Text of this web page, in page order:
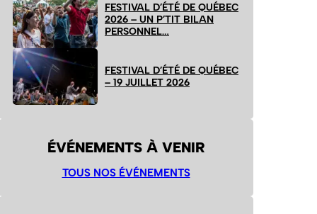
FESTIVAL D’ÉTÉ DE QUÉBEC
2026 – UN P’TIT BILAN
PERSONNEL…
FESTIVAL D’ÉTÉ DE QUÉBEC
– 19 JUILLET 2026
ÉVÉNEMENTS À VENIR
TOUS NOS ÉVÉNEMENTS